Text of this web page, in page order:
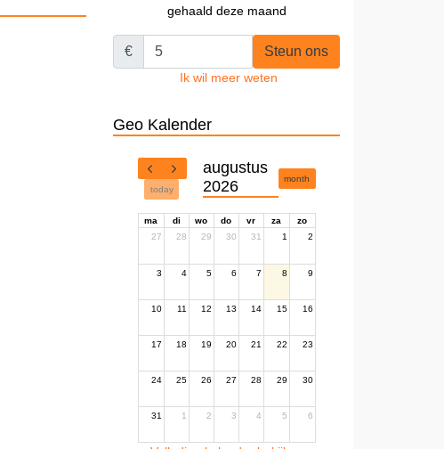
gehaald deze maand
€ Steun ons
Ik wil meer weten
Geo Kalender
today
augustus
2026
month
ma di wo do vr za
zo
27
28 29 30 31 1 2
3 4 5 6 7 8 9
10 11 12 13 14 15 16
17 18 19 20 21 22 23
24 25 26 27 28 29 30
31 1 2 3 4 5 6